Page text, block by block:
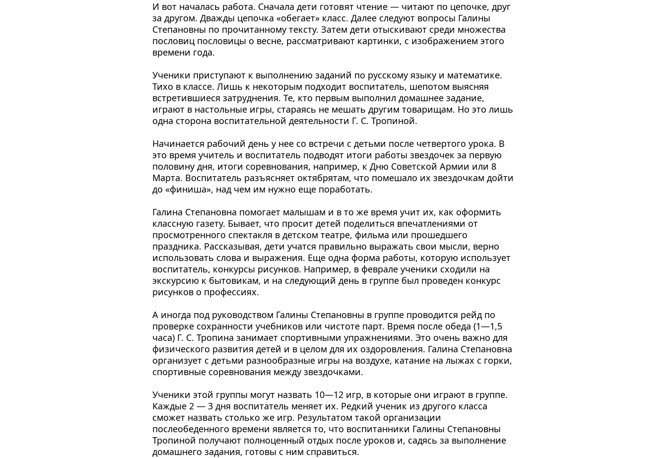
И вот началась работа. Сначала дети готовят чте­ние — читают по цепочке, друг
за другом. Дважды цепочка «обегает» класс. Далее следуют вопросы Галины
Степановны по прочитанному тексту. За­тем дети отыскивают сре­ди множества
пословиц пословицы о весне, рас­сматривают картинки, с изображением этого
времени года.
Ученики приступают к выполнению заданий по русскому языку и матема­тике.
Тихо в классе. Лишь к некоторым под­ходит воспитатель, шепо­том выясняя
встретивши­еся затруднения. Те, кто первым выполнил до­машнее задание,
играют в настольные игры, стара­ясь не мешать другим товарищам. Но это лишь
одна сторона воспитатель­ной деятельности Г. С. Тропиной.
Начинается рабочий день у нее со встречи с детьми после четвертого урока. В
это время учи­тель и воспитатель подво­дят итоги работы звездо­чек за первую
половину дня, итоги соревнования, например, к Дню Совет­ской Армии или 8
Марта. Воспитатель разъясняет октябрятам, что помешало их звездочкам дойти
до «финиша», над чем им нужно еще поработать.
Галина Степановна по­могает малышам и в то же время учит их, как офор­мить
классную газету. Бывает, что просит детей поделиться впечатлениями от
просмотренного спек­такля в детском театре, фильма или прошедшего
праздника. Рассказывая, дети учатся правильно выражать свои мысли, верно
использовать слова и выражения. Еще одна форма работы, которую использует
воспитатель, конкурсы рисунков. На­пример, в феврале учени­ки сходили на
экскурсию к бытовикам, и на следую­щий день в группе был проведен конкурс
рисун­ков о профессиях.
А иногда под руководством Галины Степановны в группе про­водится рейд по
проверке сохранности учебников или чистоте парт. Время после обеда (1—1,5
часа) Г. С. Тропина занимает спортивными упражнени­ями. Это очень важно для
физического развития де­тей и в целом для их оздо­ровления. Галина Степа­новна
организует с деть­ми разнообразные игры на воздухе, катание на лыжах с горки,
спортив­ные соревнования между звездочками.
Ученики этой группы могут назвать 10—12 игр, в которые они играют в группе.
Каждые 2 — 3 дня воспитатель меняет их. Редкий ученик из друго­го класса
сможет назвать столько же игр. Результа­том такой организации
послеобеденного времени является то, что воспи­танники Галины Степановны
Тропиной получают полноценный отдых после уроков и, садясь за выполнение
до­машнего задания, готовы с ним справиться.